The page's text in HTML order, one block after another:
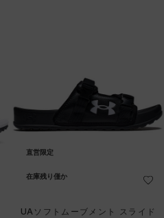
直営限定
在庫残り僅か
UAソフトムーブメント スライド